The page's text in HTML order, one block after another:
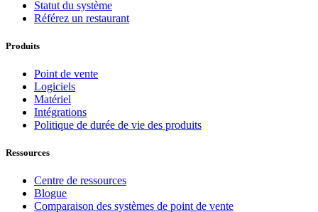
Statut du système
Référez un restaurant
Produits
Point de vente
Logiciels
Matériel
Intégrations
Politique de durée de vie des produits
Ressources
Centre de ressources
Blogue
Comparaison des systèmes de point de vente